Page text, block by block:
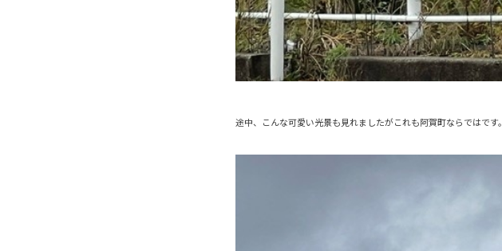
途中、こんな可愛い光景も見れましたがこれも阿賀町ならではです。